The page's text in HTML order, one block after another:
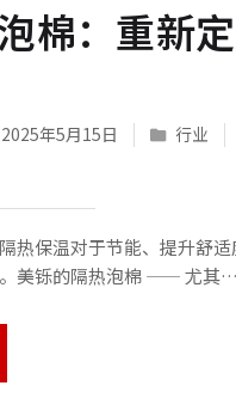
棉：重新
2025年5月15日
行业
热保温对于节能、提升舒
美铄的隔热泡棉 —— 尤其…